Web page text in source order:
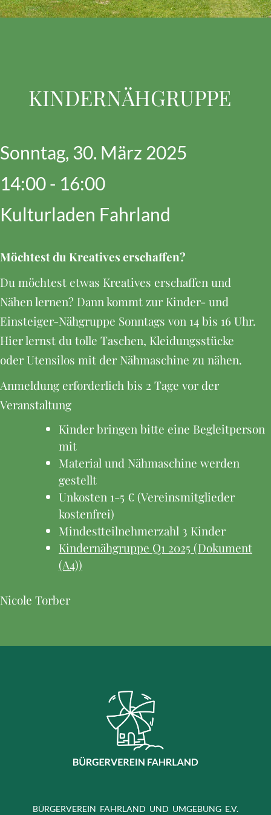
KINDERNÄHGRUPPE
Sonntag, 30. März 2025
14:00 - 16:00
Kulturladen Fahrland
Möchtest du Kreatives erschaffen?
Du möchtest etwas Kreatives erschaffen und
Nähen lernen? Dann kommt zur Kinder- und
Einsteiger-Nähgruppe Sonntags von 14 bis 16 Uhr.
Hier lernst du tolle Taschen, Kleidungsstücke
oder Utensilos mit der Nähmaschine zu nähen.
Anmeldung erforderlich bis 2 Tage vor der
Veranstaltung
Kinder bringen bitte eine Begleitperson
mit
Material und Nähmaschine werden
gestellt
Unkosten 1-5 € (Vereinsmitglieder
kostenfrei)
Mindestteilnehmerzahl 3 Kinder
Kindernähgruppe Q1 2025 (Dokument
(A4))
Nicole Torber
BÜRGERVEREIN FAHRLAND UND UMGEBUNG E.V.